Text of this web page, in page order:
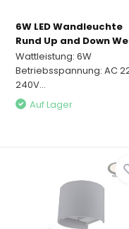
6W LED Wandleuchte
Rund Up and Down
Wattleistung: 6W
Betriebsspannung: AC
240V...
Auf Lager